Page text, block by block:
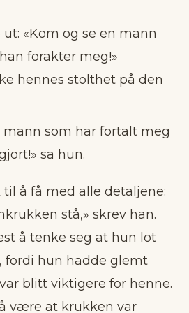
«Kom og se en mann
forakter meg!»
hennes stolthet på den
mann som har fortalt meg
sa hun.
å få med alle detaljene:
stå,» skrev han.
å tenke seg at hun lot
fordi hun hadde glemt
blitt viktigere for henne.
være at krukken var